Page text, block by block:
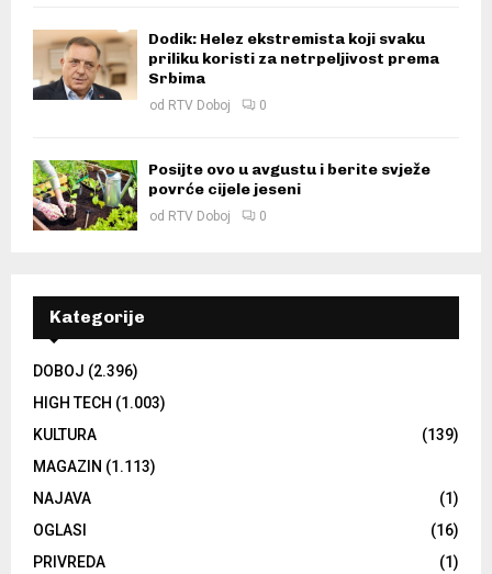
Dodik: Helez ekstremista koji svaku
priliku koristi za netrpeljivost prema
Srbima
od RTV Doboj 0
Posijte ovo u avgustu i berite svježe
povrće cijele jeseni
od RTV Doboj 0
Kategorije
DOBOJ (2.396)
HIGH TECH (1.003)
KULTURA
(139)
MAGAZIN (1.113)
NAJAVA
(1)
OGLASI
(16)
PRIVREDA
(1)